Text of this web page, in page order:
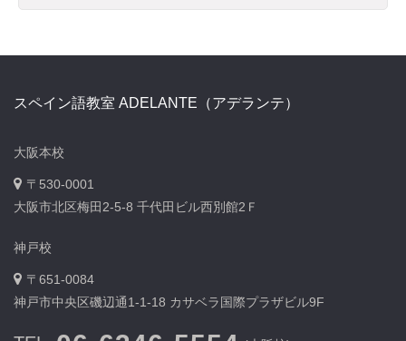
スペイン語教室 ADELANTE（アデランテ）
大阪本校
〒530-0001
大阪市北区梅田2-5-8 千代田ビル西別館2Ｆ
神戸校
〒651-0084
神戸市中央区磯辺通1-1-18 カサベラ国際プラザビル9F